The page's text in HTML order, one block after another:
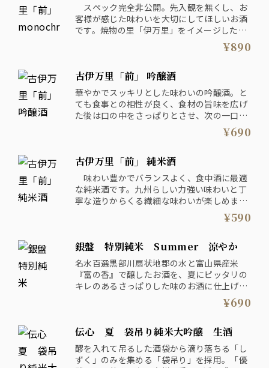
スペック完全非公開。先入観を無くし、お
客様が感じた味わいを大切にしてほしいお酒
です。焼物の里「伊万里」をイメージしたラ
¥890
古伊万里「前」 吟醸酒
華やかでスッキリとした味わいの吟醸酒。と
ても食事との相性が良く、食材の旨味を広げ
た後は口の中をさっぱりとさせ、次の一口へ
¥690
古伊万里「前」 純米酒
味わい豊かでバランスよく、食中酒に最適
な純米酒です。九州らしい力強い味わいと丁
寧な造りからくる繊細な味わいが楽しめま
相沢酒造（株） 広島県
¥590
銀盤 特別純米 Summer 涼やか
名水百選黒部川扇状地郡の水と富山県産米
『富の香』で醸したお酒を、夏にピッタリの
キレのあるさっぱりした味のお酒に仕上げま
¥690
伝心 夏 袋吊り純米大吟醸 生酒
醪を入れて吊るした酒袋から滴り落ちる「し
ずく」のみを集める「袋吊り」を採用。「優